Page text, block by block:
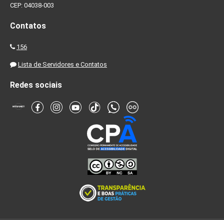
CEP: 04038-003
Contatos
156
Lista de Servidores e Contatos
Redes sociais